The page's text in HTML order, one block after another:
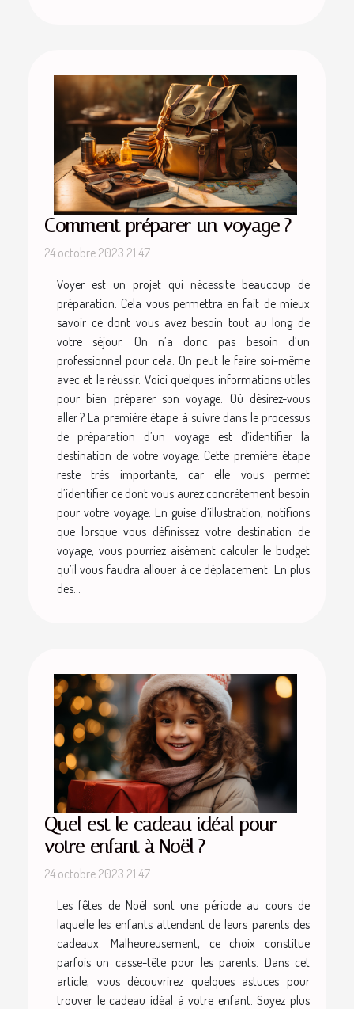
Comment préparer un voyage ?
24 octobre 2023 21:47
Voyer est un projet qui nécessite beaucoup de
préparation. Cela vous permettra en fait de mieux
savoir ce dont vous avez besoin tout au long de
votre séjour. On n’a donc pas besoin d’un
professionnel pour cela. On peut le faire soi-même
avec et le réussir. Voici quelques informations utiles
pour bien préparer son voyage. Où désirez-vous
aller ? La première étape à suivre dans le processus
de préparation d’un voyage est d’identifier la
destination de votre voyage. Cette première étape
reste très importante, car elle vous permet
d’identifier ce dont vous aurez concrètement besoin
pour votre voyage. En guise d’illustration, notifions
que lorsque vous définissez votre destination de
voyage, vous pourriez aisément calculer le budget
qu’il vous faudra allouer à ce déplacement. En plus
des...
Quel est le cadeau idéal pour
votre enfant à Noël ?
24 octobre 2023 21:47
Les fêtes de Noël sont une période au cours de
laquelle les enfants attendent de leurs parents des
cadeaux. Malheureusement, ce choix constitue
parfois un casse-tête pour les parents. Dans cet
article, vous découvrirez quelques astuces pour
trouver le cadeau idéal à votre enfant. Soyez plus